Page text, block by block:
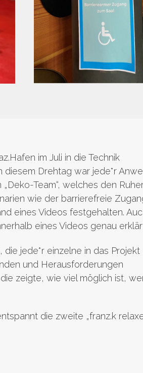
im Juli in die Technik
diesem Drehtag war jede*r
Team“, welches den
wie der barrierefreie
eines Videos festgehalten.
eines Videos genau
jede*r einzelne in das Projekt
und Herausforderungen
zeigte, wie viel möglich ist,
die zweite „franz.k